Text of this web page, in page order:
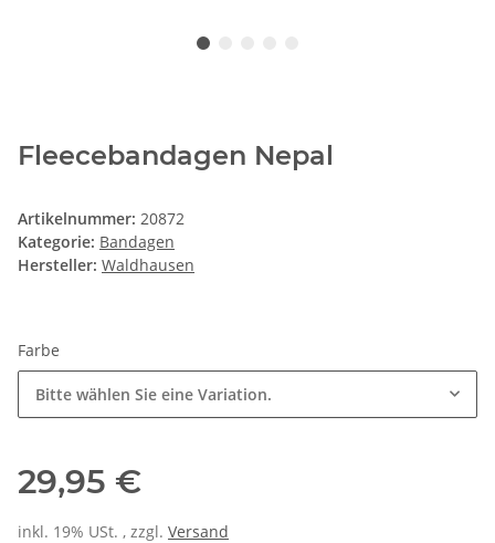
Fleecebandagen Nepal
Artikelnummer: 20872
Kategorie: Bandagen
Hersteller: Waldhausen
Farbe
Bitte wählen Sie eine Variation.
29,95 €
inkl. 19% USt. , zzgl. Versand